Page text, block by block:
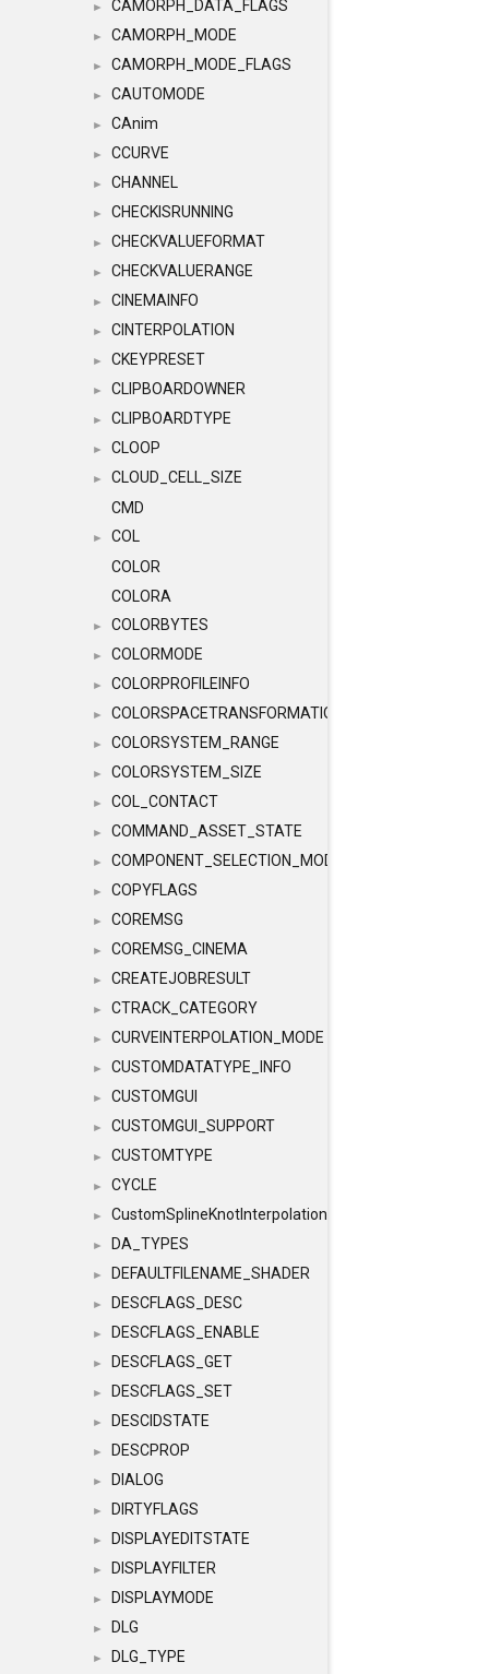
► CAMORPH_DATA_FLAGS
► CAMORPH_MODE
► CAMORPH_MODE_FLAGS
► CAUTOMODE
► CAnim
► CCURVE
► CHANNEL
► CHECKISRUNNING
► CHECKVALUEFORMAT
► CHECKVALUERANGE
► CINEMAINFO
► CINTERPOLATION
► CKEYPRESET
► CLIPBOARDOWNER
► CLIPBOARDTYPE
► CLOOP
►
CLOUD_CELL_SIZE
CMD
►
COL
COLOR
COLORA
► COLORBYTES
► COLORMODE
► COLORPROFILEINFO
► COLORSPACETRANSFORMATION
► COLORSYSTEM_RANGE
► COLORSYSTEM_SIZE
► COL_CONTACT
► COMMAND_ASSET_STATE
► COMPONENT_SELECTION_MODES
► COPYFLAGS
► COREMSG
► COREMSG_CINEMA
► CREATEJOBRESULT
► CTRACK_CATEGORY
► CURVEINTERPOLATION_MODE
► CUSTOMDATATYPE_INFO
► CUSTOMGUI
► CUSTOMGUI_SUPPORT
► CUSTOMTYPE
► CYCLE
► CustomSplineKnotInterpolation
► DA_TYPES
► DEFAULTFILENAME_SHADER
► DESCFLAGS_DESC
► DESCFLAGS_ENABLE
► DESCFLAGS_GET
► DESCFLAGS_SET
► DESCIDSTATE
► DESCPROP
► DIALOG
► DIRTYFLAGS
► DISPLAYEDITSTATE
► DISPLAYFILTER
► DISPLAYMODE
► DLG
► DLG_TYPE